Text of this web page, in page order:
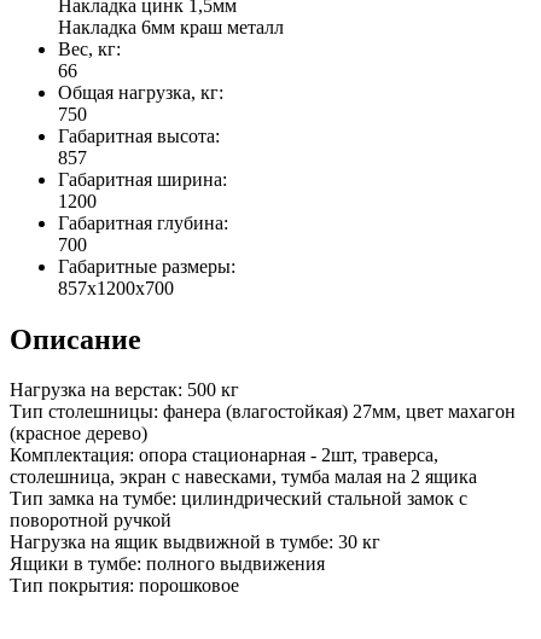
Накладка цинк 1,5мм
Накладка 6мм краш металл
Вес, кг:
66
Общая нагрузка, кг:
750
Габаритная высота:
857
Габаритная ширина:
1200
Габаритная глубина:
700
Габаритные размеры:
857x1200x700
Описание
Нагрузка на верстак: 500 кг
Тип столешницы: фанера (влагостойкая) 27мм, цвет махагон
(красное дерево)
Комплектация: опора стационарная - 2шт, траверса,
столешница, экран с навесками, тумба малая на 2 ящика
Тип замка на тумбе: цилиндрический стальной замок с
поворотной ручкой
Нагрузка на ящик выдвижной в тумбе: 30 кг
Ящики в тумбе: полного выдвижения
Тип покрытия: порошковое